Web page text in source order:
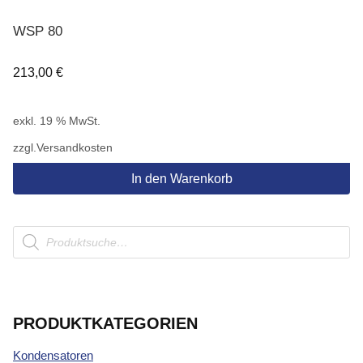
WSP 80
213,00 €
exkl. 19 % MwSt.
zzgl. Versandkosten
In den Warenkorb
Products
search
PRODUKTKATEGORIEN
Kondensatoren